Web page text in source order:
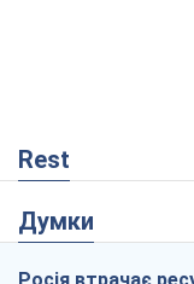
Rest
Думки